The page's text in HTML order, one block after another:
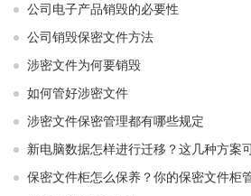
公司电子产品销毁的必要性
公司销毁保密文件方法
涉密文件为何要销毁
如何管好涉密文件
涉密文件保密管理都有哪些规定
新电脑数据怎样进行迁移？这几种方案
保密文件柜怎么保养？你的保密文件柜